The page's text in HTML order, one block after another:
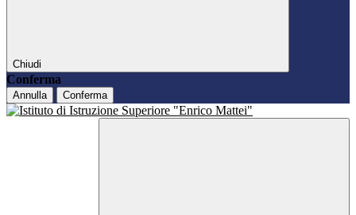
Chiudi
Conferma
Annulla Conferma